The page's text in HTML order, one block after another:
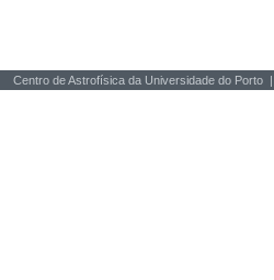
Centro de Astrofísica da Universidade do Porto |